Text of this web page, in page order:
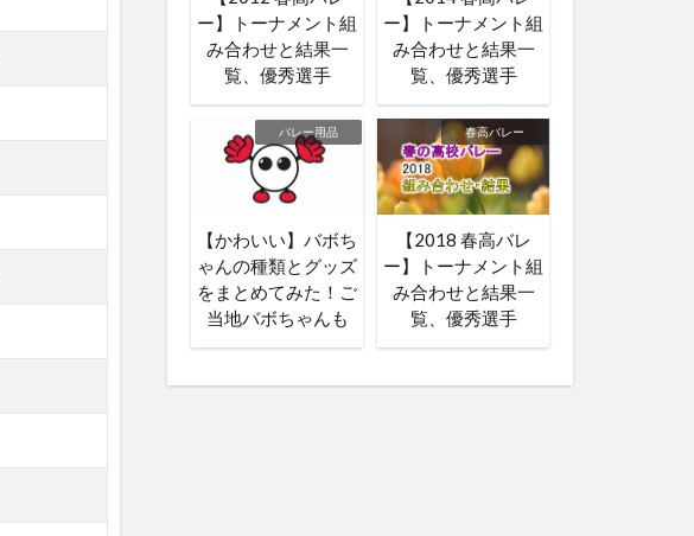
ー】トーナメント組
み合わせと結果一
覧、優秀選手
ー】トーナメント組
み合わせと結果一
覧、優秀選手
バレー用品
【かわいい】バボち
ゃんの種類とグッズ
をまとめてみた！ご
当地バボちゃんも
春高バレー
【2018 春高バレ
ー】トーナメント組
み合わせと結果一
覧、優秀選手